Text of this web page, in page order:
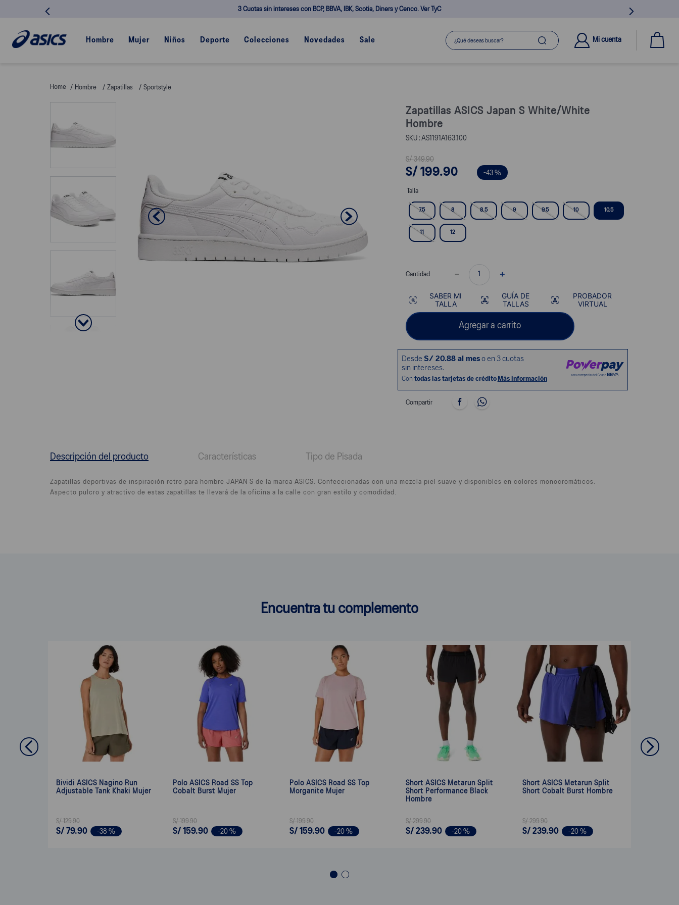
3 Cuotas sin intereses con BCP, BBVA, IBK, Scotia, Diners y Cenco. Ver TyC
Hombre Mujer Niños Deporte Colecciones Novedades Sale
¿Qué deseas buscar?
Mi cuenta
Hombre Zapatillas Sportstyle
Zapatillas ASICS Japan S White/White
Hombre
AS1191A163.100
S/ 349.90
S/ 199.90 -43 %
Talla
7.5 8 8.5 9 9.5 10 10.5
11 12
Cantidad ＋
－
SABER MI
TALLA
GUÍA DE
TALLAS
PROBADOR
VIRTUAL
Agregar a carrito
Compartir
Descripción del producto Características Tipo de Pisada
Zapatillas deportivas de inspiración retro para hombre JAPAN S de la marca ASICS. Confeccionadas con una mezcla piel suave y disponibles en colores monocromáticos.
Aspecto pulcro y atractivo de estas zapatillas te llevará de la oficina a la calle con gran estilo y comodidad.
Encuentra tu complemento
Bividi ASICS Nagino Run
Adjustable Tank Khaki Mujer
S/ 129.90
S/ 79.90 -38 %
Polo ASICS Road SS Top
Cobalt Burst Mujer
S/ 199.90
S/ 159.90 -20 %
Polo ASICS Road SS Top
Morganite Mujer
S/ 199.90
S/ 159.90 -20 %
Short ASICS Metarun Split
Short Performance Black
Hombre
S/ 299.90
S/ 239.90 -20 %
Short ASICS Metarun Split
Short Cobalt Burst Hombre
S/ 299.90
S/ 239.90 -20 %